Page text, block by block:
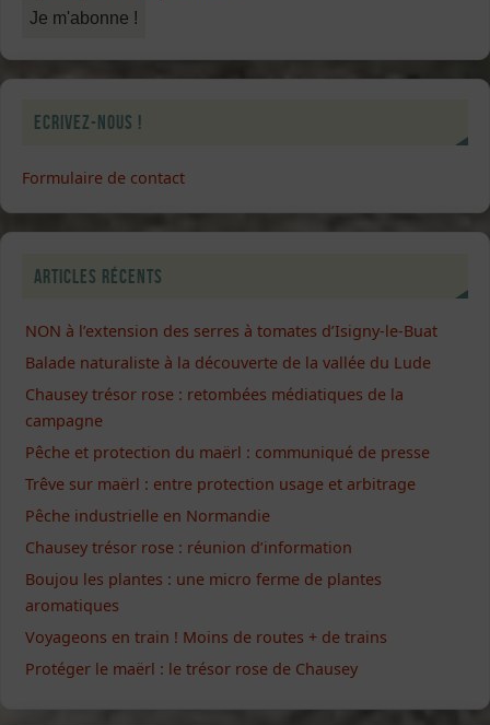
Ecrivez-nous !
Formulaire de contact
Articles récents
NON à l’extension des serres à tomates d’Isigny-le-Buat
Balade naturaliste à la découverte de la vallée du Lude
Chausey trésor rose : retombées médiatiques de la
campagne
Pêche et protection du maërl : communiqué de presse
Trêve sur maërl : entre protection usage et arbitrage
Pêche industrielle en Normandie
Chausey trésor rose : réunion d’information
Boujou les plantes : une micro ferme de plantes
aromatiques
Voyageons en train ! Moins de routes + de trains
Protéger le maërl : le trésor rose de Chausey